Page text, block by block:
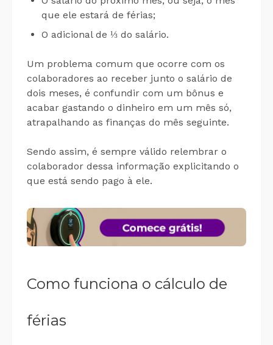
que ele estará de férias;
O adicional de ⅓ do salário.
Um problema comum que ocorre com os
colaboradores ao receber junto o salário de
dois meses, é confundir com um bônus e
acabar gastando o dinheiro em um mês só,
atrapalhando as finanças do mês seguinte.
Sendo assim, é sempre válido relembrar o
colaborador dessa informação explicitando o
que está sendo pago à ele.
Como funciona o cálculo de
férias